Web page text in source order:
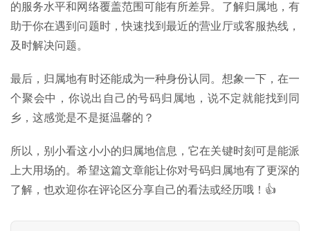
防
诈
识
行
资
讯
量
登录 注册
的服务水平和网络覆盖范围可能有所差异。了解归属地，有
助于你在遇到问题时，快速找到最近的营业厅或客服热线，
及时解决问题。
最后，归属地有时还能成为一种身份认同。想象一下，在一
个聚会中，你说出自己的号码归属地，说不定就能找到同
乡，这感觉是不是挺温馨的？
所以，别小看这小小的归属地信息，它在关键时刻可是能派
上大用场的。希望这篇文章能让你对号码归属地有了更深的
了解，也欢迎你在评论区分享自己的看法或经历哦！👍